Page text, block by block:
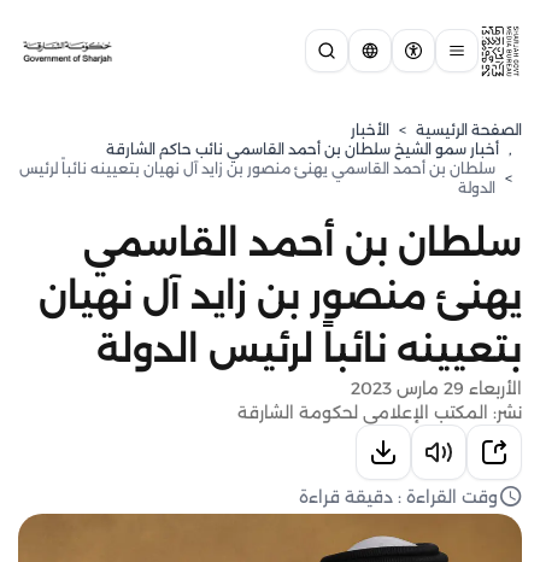
الصفحة الرئيسية > الأخبار
, ⁠أخبار سمو الشيخ سلطان بن أحمد القاسمي نائب حاكم الشارقة
>
سلطان بن أحمد القاسمي يهنئ منصور بن زايد آل نهيان بتعيينه نائباً لرئيس
الدولة
سلطان بن أحمد القاسمي
يهنئ منصور بن زايد آل نهيان
بتعيينه نائباً لرئيس الدولة
الأربعاء 29 مارس 2023
نشر: المكتب الإعلامي لحكومة الشارقة
وقت القراءة : دقيقة قراءة